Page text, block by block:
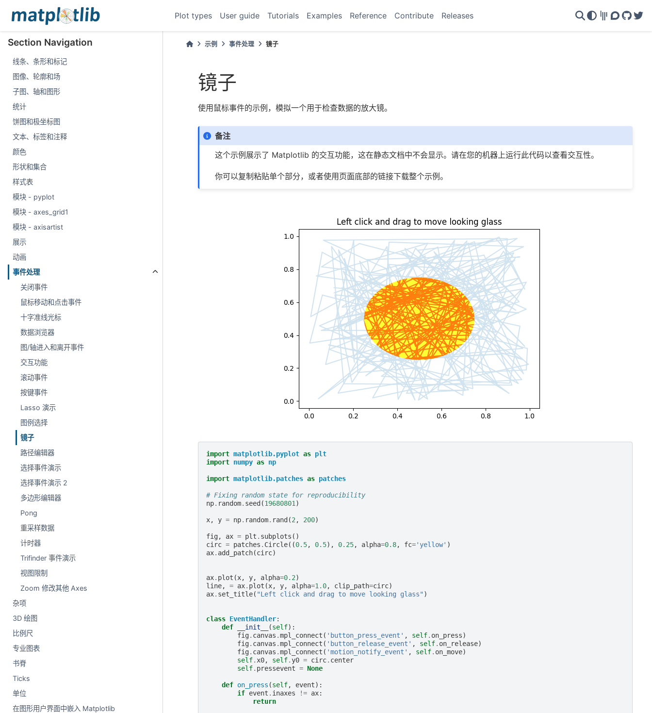
Plot types User guide Tutorials Examples Reference Contribute Releases
GitterDiscourse
GitHub
Section Navigation
线条、条形和标记
图像、轮廓和场
子图、轴和图形
统计
饼图和极坐标图
文本、标签和注释
颜色
形状和集合
样式表
模块 - pyplot
模块 - axes_grid1
模块 - axisartist
展示
动画
事件处理
关闭事件
鼠标移动和点击事件
十字准线光标
数据浏览器
图/轴进入和离开事件
交互功能
滚动事件
按键事件
Lasso 演示
图例选择
镜子
路径编辑器
选择事件演示
选择事件演示 2
多边形编辑器
Pong
重采样数据
计时器
Trifinder 事件演示
视图限制
Zoom 修改其他 Axes
杂项
3D 绘图
比例尺
专业图表
书脊
Ticks
单位
在图形用户界面中嵌入 Matplotlib
示例 事件处理 镜子
镜子
使用鼠标事件的示例，模拟一个用于检查数据的放大镜。
备注
这个示例展示了 Matplotlib 的交互功能，这在静态文档中不会显示。请在您的机器上运行此代码以查看交互性。
你可以复制粘贴单个部分，或者使用页面底部的链接下载整个示例。
import matplotlib.pyplot as plt
import numpy as np
import matplotlib.patches as patches
# Fixing random state for reproducibility
np. random. seed (19680801 )
x, y = np. random. rand (2 , 200)
fig, ax = plt . subplots ()
circ = patches . Circle((0.5, 0.5), 0.25, alpha=0.8, fc='yellow' )
ax. add_patch(circ)
ax. plot (x, y, alpha=0.2)
line, = ax. plot (x, y, alpha=1.0, clip_path=circ)
ax. set_title( "Left click and drag to move looking glass" )
class EventHandler:
def
__init__ (self):
fig. canvas .mpl_connect ( 'button_press_event' , self. on_press)
fig. canvas .mpl_connect ( 'button_release_event' , self. on_release)
fig. canvas .mpl_connect ( 'motion_notify_event' , self. on_move)
self. x0, self. y0 = circ. center
self. pressevent = None
def on_press (self, event):
if event . inaxes != ax:
return